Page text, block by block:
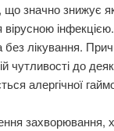
значно знижує
вірусною
лікування.
чутливості до
алергічної
захворювання,